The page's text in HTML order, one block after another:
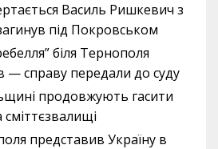
Василь Ришкевич з
під Покровськом
біля Тернополя
— справу передали до суду
продовжують гасити
представив Україну в